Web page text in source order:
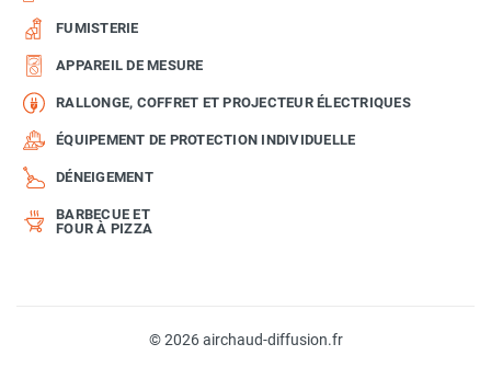
FUMISTERIE
APPAREIL DE MESURE
RALLONGE, COFFRET ET PROJECTEUR ÉLECTRIQUES
ÉQUIPEMENT DE PROTECTION INDIVIDUELLE
DÉNEIGEMENT
BARBECUE ET
FOUR À PIZZA
© 2026 airchaud-diffusion.fr